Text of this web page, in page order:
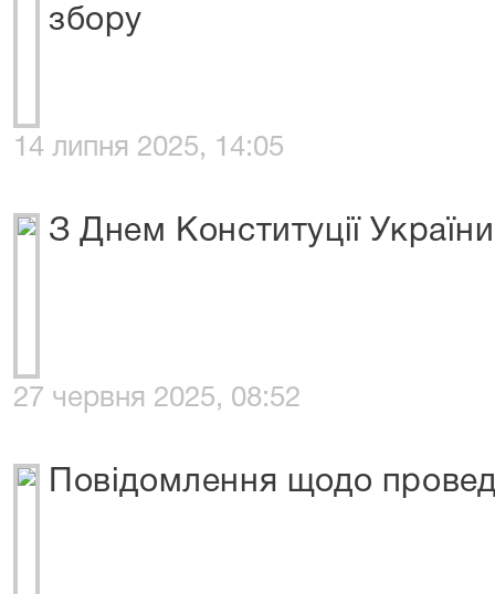
збору
14 липня 2025, 14:05
З Днем Конституції
27 червня 2025, 08:52
Повідомлення щодо